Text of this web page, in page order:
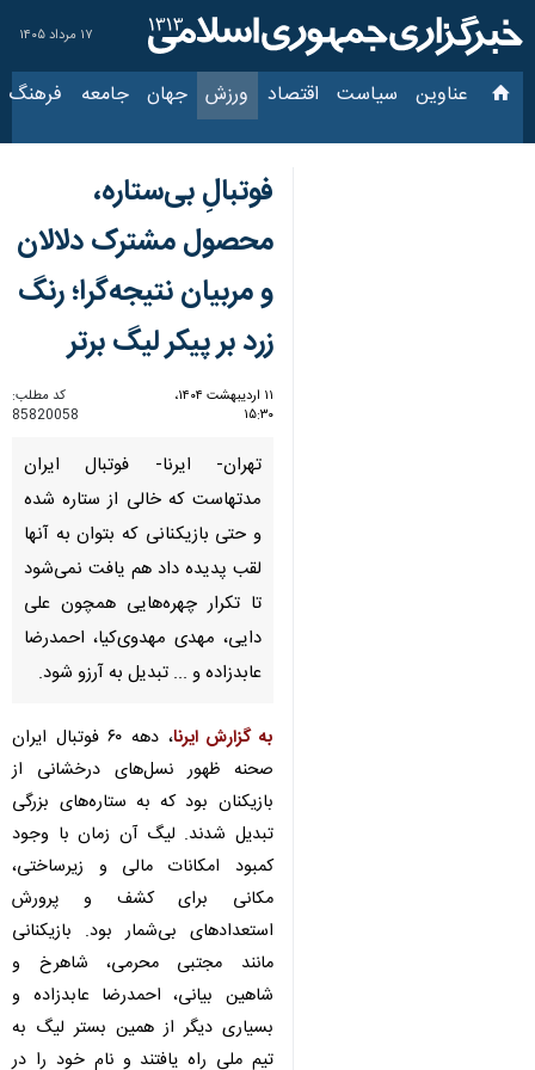
۱۷ مرداد ۱۴۰۵
عناوین‌ سیاست اقتصاد ورزش جهان جامعه فرهنگ
فوتبالِ بی‌ستاره،
محصول مشترک دلالان
و مربیان نتیجه‌گرا؛ رنگ
زرد بر پیکر لیگ برتر
۱۱ اردیبهشت ۱۴۰۴،
۱۵:۳۰
کد مطلب:
85820058
تهران- ایرنا- فوتبال ایران
مدتهاست که خالی از ستاره شده و
لقب پدیده داد هم یافت نمی‌شود
تا تکرار چهره‌هایی همچون علی
دایی، مهدی مهدوی‌کیا، احمدرضا
عابدزاده و ... تبدیل به آرزو شود.
به گزارش ایرنا
، دهه ۶۰ فوتبال ایران
صحنه ظهور نسل‌های درخشانی از
بازیکنان بود که به ستاره‌های بزرگی
تبدیل شدند. لیگ آن زمان با وجود
کمبود امکانات مالی و زیرساختی،